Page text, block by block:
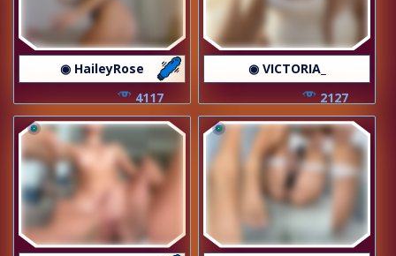
◉ HaileyRose
4117
◉ VICTORIA_
2127